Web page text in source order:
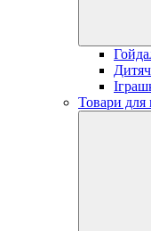
Товари для